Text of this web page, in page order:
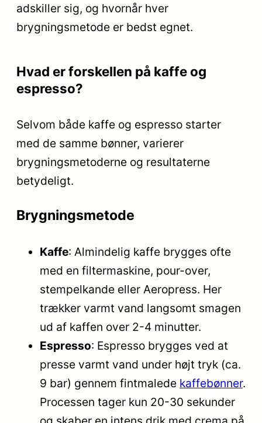
adskiller sig, og hvornår hver
brygningsmetode er bedst egnet.
Hvad er forskellen på kaffe og
espresso?
Selvom både kaffe og espresso starter
med de samme bønner, varierer
brygningsmetoderne og resultaterne
betydeligt.
Brygningsmetode
Kaffe: Almindelig kaffe brygges ofte
med en filtermaskine, pour-over,
stempelkande eller Aeropress. Her
trækker varmt vand langsomt smagen
ud af kaffen over 2-4 minutter.
Espresso: Espresso brygges ved at
presse varmt vand under højt tryk (ca.
9 bar) gennem fintmalede kaffebønner.
Processen tager kun 20-30 sekunder